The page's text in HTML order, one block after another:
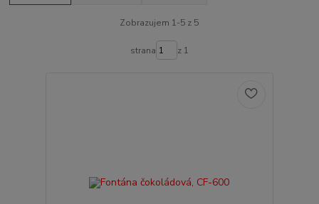
Zobrazujem 1-5 z 5
strana z 1